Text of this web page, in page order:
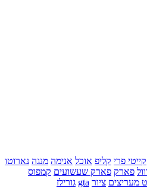
קייטי פרי קליפ אוכל אנימה מנגה נארוטו
פארק פארק שעשועים קמפוס
מעריצים ציור gta גורילז